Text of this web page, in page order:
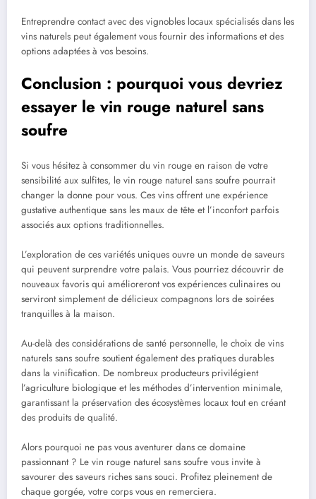
Entreprendre contact avec des vignobles locaux spécialisés dans les
vins naturels peut également vous fournir des informations et des
options adaptées à vos besoins.
Conclusion : pourquoi vous devriez
essayer le vin rouge naturel sans
soufre
Si vous hésitez à consommer du vin rouge en raison de votre
sensibilité aux sulfites, le vin rouge naturel sans soufre pourrait
changer la donne pour vous. Ces vins offrent une expérience
gustative authentique sans les maux de tête et l’inconfort parfois
associés aux options traditionnelles.
L’exploration de ces variétés uniques ouvre un monde de saveurs
qui peuvent surprendre votre palais. Vous pourriez découvrir de
nouveaux favoris qui amélioreront vos expériences culinaires ou
serviront simplement de délicieux compagnons lors de soirées
tranquilles à la maison.
Au-delà des considérations de santé personnelle, le choix de vins
naturels sans soufre soutient également des pratiques durables
dans la vinification. De nombreux producteurs privilégient
l’agriculture biologique et les méthodes d’intervention minimale,
garantissant la préservation des écosystèmes locaux tout en créant
des produits de qualité.
Alors pourquoi ne pas vous aventurer dans ce domaine
passionnant ? Le vin rouge naturel sans soufre vous invite à
savourer des saveurs riches sans souci. Profitez pleinement de
chaque gorgée, votre corps vous en remerciera.